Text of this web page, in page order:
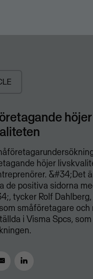
höjer
höjer
&#34;Det
de positiva sidorna
tycker Rolf
småföretagare och
i Visma Spcs,